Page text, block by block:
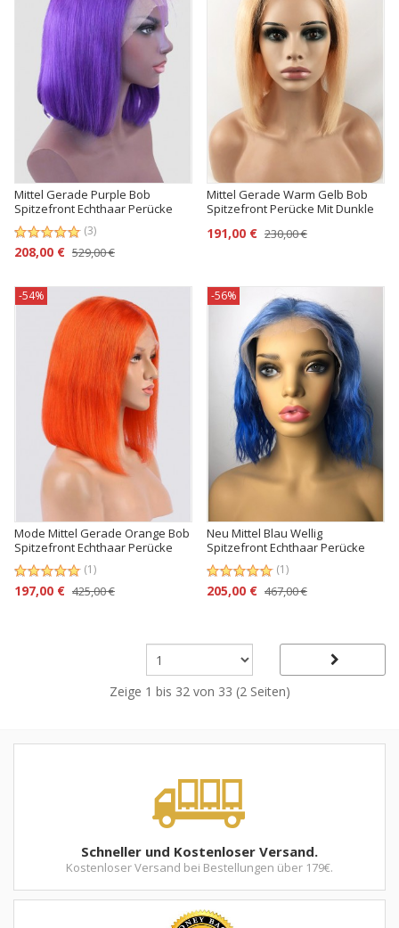
Mittel Gerade Purple Bob
Spitzefront Echthaar Perücke
(3)
529,00 €
208,00 €
Mittel Gerade Warm Gelb Bob
Spitzefront Perücke Mit Dunkle
230,00 €
191,00 €
-54%
Mode Mittel Gerade Orange Bob
Spitzefront Echthaar Perücke
(1)
425,00 €
197,00 €
-56%
Neu Mittel Blau Wellig
Spitzefront Echthaar Perücke
(1)
467,00 €
205,00 €
Zeige 1 bis 32 von 33 (2 Seiten)
Schneller und Kostenloser Versand.
Kostenloser Versand bei Bestellungen über 179€.